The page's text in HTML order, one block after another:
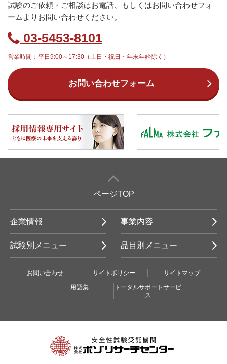
試験のご依頼・ご相談はお電話、もしくはお問い合わせフォ
ームよりお問い合わせください。
03-5453-8101
営業時間：平日9:00～17:30（土日・祝日・年末年始除く）
お問い合わせフォーム
ページTOP
企業情報 事業内容
試験別メニュー 品目別メニュー
お問い合わせ サイトポリシー
サイトマップ
用語集
トータルサポートサービ
ス